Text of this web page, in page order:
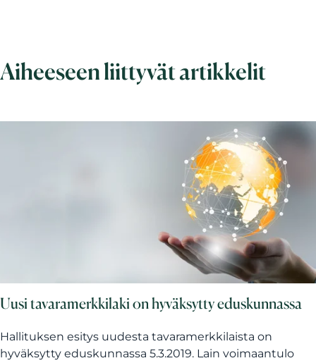
Aiheeseen liittyvät artikkelit
Uusi tavaramerkkilaki on hyväksytty eduskunnassa
Hallituksen esitys uudesta tavaramerkkilaista on
hyväksytty eduskunnassa 5.3.2019. Lain voimaantulo